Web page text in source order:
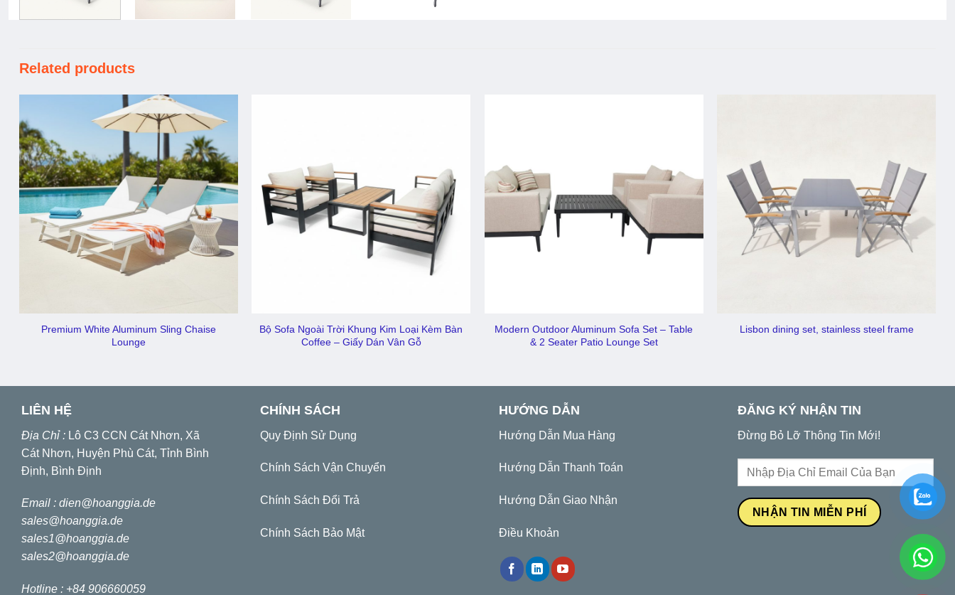
Related products
Premium White Aluminum Sling Chaise
Lounge
Bộ Sofa Ngoài Trời Khung Kim Loại Kèm Bàn
Coffee – Giấy Dán Vân Gỗ
Modern Outdoor Aluminum Sofa Set – Table
& 2 Seater Patio Lounge Set
Lisbon dining set, stainless steel frame
LIÊN HỆ
Địa Chỉ : Lô C3 CCN Cát Nhơn, Xã
Cát Nhơn, Huyện Phù Cát, Tỉnh Bình
Định, Bình Định
Email : dien@hoanggia.de
sales@hoanggia.de
sales1@hoanggia.de
sales2@hoanggia.de
Hotline : +84 906660059
CHÍNH SÁCH
Quy Định Sử Dụng
Chính Sách Vận Chuyển
Chính Sách Đổi Trả
Chính Sách Bảo Mật
HƯỚNG DẪN
Hướng Dẫn Mua Hàng
Hướng Dẫn Thanh Toán
Hướng Dẫn Giao Nhận
Điều Khoản
ĐĂNG KÝ NHẬN TIN
Đừng Bỏ Lỡ Thông Tin Mới!